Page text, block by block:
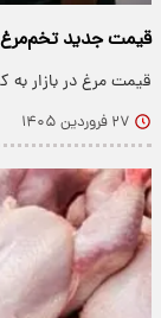
قیمت جدید
قیمت مرغ در بازار به کیلویی ۳۱۰ هزار
۲۷ فروردین ۱۴۰۵